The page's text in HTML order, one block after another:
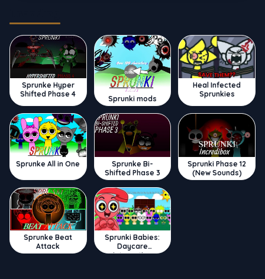
Sprunke Hyper
Shifted Phase 4
Sprunki mods
Heal Infected
Sprunkies
Sprunke All in One
Sprunke Bi-
Shifted Phase 3
Sprunki Phase 12
(New Sounds)
Sprunke Beat
Attack
Sprunki Babies:
Daycare
Interactive